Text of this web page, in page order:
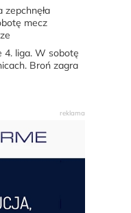
mecz
liga. W sobotę
Broń zagra